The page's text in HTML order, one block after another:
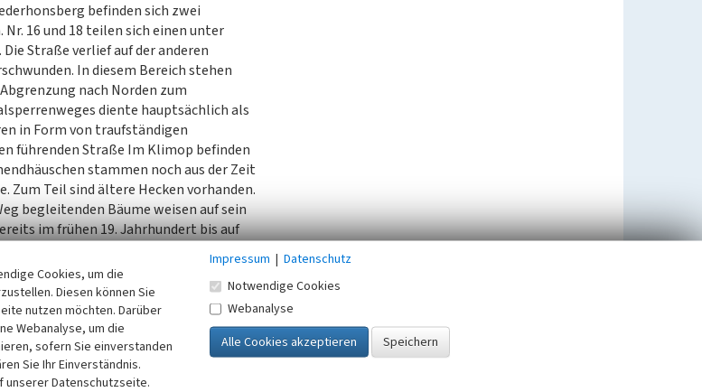
befinden sich zwei
16 und 18 teilen sich einen unter
Straße verlief auf der anderen
In diesem Bereich stehen
nach Norden zum
diente hauptsächlich als
in Form von traufständigen
führenden Straße Im Klimop befinden
stammen noch aus der Zeit
Zum Teil sind ältere Hecken vorhanden.
begleitenden Bäume weisen auf sein
im frühen 19. Jahrhundert bis auf
man über diese Straße zu dem
Sporn verläuft ein nicht mehr
Gemischtwarenläden des Ortes
anderen Straßenseite ist etwas nach
Cookies, um die
Diesen können Sie
nutzen möchten. Darüber
Webanalyse, um die
sofern Sie einverstanden
Sie Ihr Einverständnis.
unserer Datenschutzseite.
Impressum | Datenschutz
Notwendige Cookies
Webanalyse